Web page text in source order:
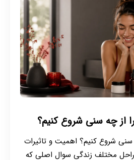
از چه سنی شروع کنیم؟
سنی شروع کنیم؟ اهمیت و تاثیرات
مختلف زندگی سوال اصلی که